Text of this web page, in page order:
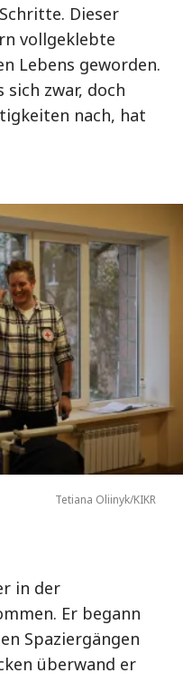
Dieser
vollgeklebte
Lebens geworden.
sich zwar, doch
nach, hat
Tetiana Oliinyk/KIKR
in der
Er begann
Spaziergängen
überwand er